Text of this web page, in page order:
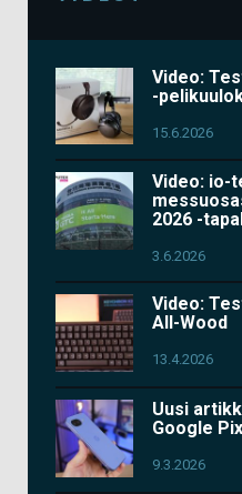
Video:
-
15.6.2026
Video: io-
2026 -
3.6.2026
Video:
All-Wood
13.4.2026
Uusi
Google
9.3.2026